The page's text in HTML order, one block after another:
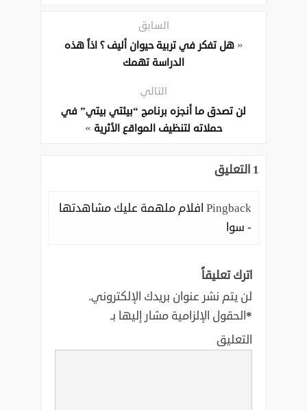
السابق
«هل تفكر في تربية حيوان أليف ؟ اذاً هذه
الدراسة تهمك
التالي
لن تصدق ما أنجزه برنامج “بيئتي بيتي” في
حملاته لتنظيف المواقع الأثرية »
1 التعليق
Pingback افلام ملهمة عليك مشاهدتها
- سوا
اترك تعليقاً
لن يتم نشر عنوان بريدك الإلكتروني.
الحقول الإلزامية مشار إليها بـ*
التعليق